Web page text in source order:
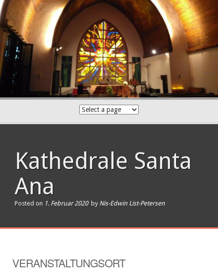
Skip
to
content
Kathedrale Santa
Ana
Posted on 1. Februar 2020 by Nis-Edwin List-Petersen
VERANSTALTUNGSORT